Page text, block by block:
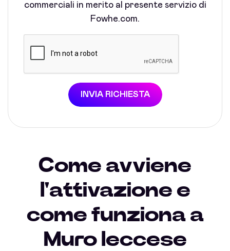
commerciali in merito al presente servizio di
Fowhe.com.
INVIA RICHIESTA
Come avviene
l'attivazione e
come funziona a
Muro leccese